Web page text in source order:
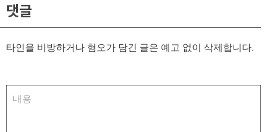
댓글
타인을 비방하거나 혐오가 담긴 글은 예고 없이 삭제합니다.